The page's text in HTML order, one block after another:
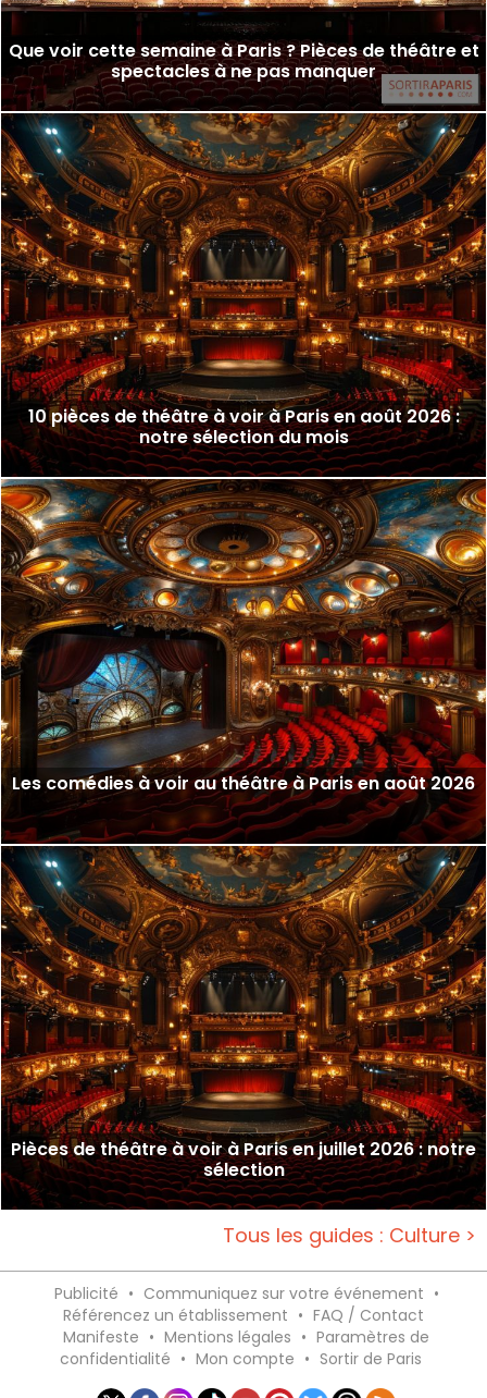
Que voir cette semaine à Paris ? Pièces de théâtre et
spectacles à ne pas manquer
10 pièces de théâtre à voir à Paris en août 2026 :
notre sélection du mois
Les comédies à voir au théâtre à Paris en août 2026
Pièces de théâtre à voir à Paris en juillet 2026 : notre
sélection
Tous les guides : Culture >
Publicité • Communiquez sur votre événement •
Référencez un établissement • FAQ / Contact
Manifeste • Mentions légales • Paramètres de
confidentialité • Mon compte • Sortir de Paris